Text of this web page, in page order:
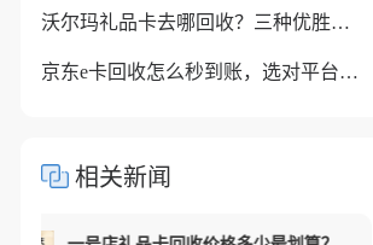
沃尔玛礼品卡去哪回收？三种优胜途径推荐
京东e卡回收怎么秒到账，选对平台是关键
相关新闻